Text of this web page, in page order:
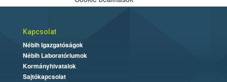
Kapcsolat
Nébih Igazgatóságok
Nébih Laboratóriumok
Kormányhivatalok
Sajtókapcsolat